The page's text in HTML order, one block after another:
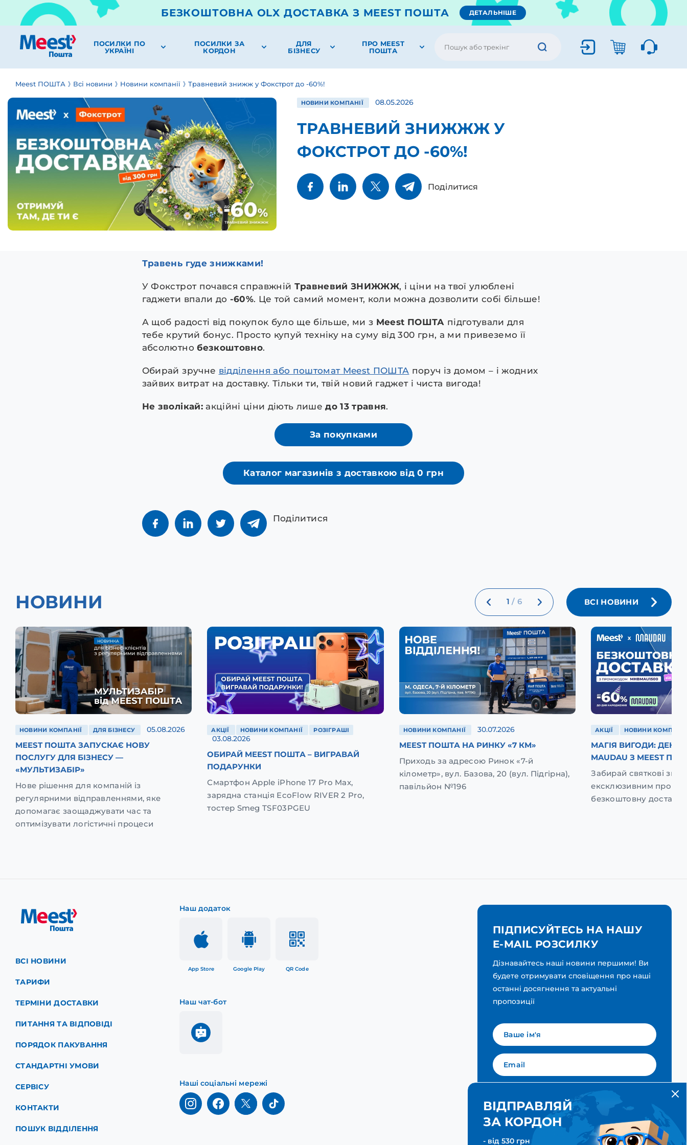
БЕЗКОШТОВНА OLX ДОСТАВКА З MEEST ПОШТА ДЕТАЛЬНІШЕ
ПОСИЛКИ ПО
УКРАЇНІ
ПОСИЛКИ ЗА
КОРДОН
ДЛЯ
БІЗНЕСУ
ПРО MEEST
ПОШТА
Meest ПОШТА Всі новини Новини компанії Травневий знижж у Фокстрот до -60%!
НОВИНИ КОМПАНІЇ 08.05.2026
ТРАВНЕВИЙ ЗНИЖЖЖ У
ФОКСТРОТ ДО -60%!
Поділитися
Травень гуде знижками!
У Фокстрот почався справжній Травневий ЗНИЖЖЖ, і ціни на твої улюблені
гаджети впали до -60%. Це той самий момент, коли можна дозволити собі більше!
А щоб радості від покупок було ще більше, ми з Meest ПОШТА підготували для
тебе крутий бонус. Просто купуй техніку на суму від 300 грн, а ми привеземо її
абсолютнобезкоштовно.
Обирай зручне відділення або поштомат Meest ПОШТА поруч із домом – і жодних
зайвих витрат на доставку. Тільки ти, твій новий гаджет і чиста вигода!
Не зволікай:акційні ціни діють лишедо 13 травня.
За покупками
Каталог магазинів з доставкою від 0 грн
Поділитися
НОВИНИ 1 / 6 ВСІ НОВИНИ
НОВИНИ КОМПАНІЇ ДЛЯ БІЗНЕСУ 05.08.2026
MEEST ПОШТА ЗАПУСКАЄ НОВУ
ПОСЛУГУ ДЛЯ БІЗНЕСУ —
«МУЛЬТИЗАБІР»
Нове рішення для компаній із
регулярними відправленнями, яке
допомагає заощаджувати час та
оптимізувати логістичні процеси
АКЦІЇ НОВИНИ КОМПАНІЇ РОЗІГРАШІ
03.08.2026
ОБИРАЙ MEEST ПОШТА – ВИГРАВАЙ
ПОДАРУНКИ
Смартфон Apple iPhone 17 Pro Max,
зарядна станція EcoFlow RIVER 2 Pro,
тостер Smeg TSF03PGEU
НОВИНИ КОМПАНІЇ 30.07.2026
MEEST ПОШТА НА РИНКУ «7 КМ»
Приходь за адресою Ринок «7-й
кілометр», вул. Базова, 20 (вул. Підгірна),
павільйон №196
АКЦІЇ НОВИНИ КОМПАНІЇ
МАГІЯ ВИГОДИ:
MAUDAU З MEEST
Забирай святкові
ексклюзивним
безкоштовну доставку
ВСІ НОВИНИ
ТАРИФИ
ТЕРМІНИ ДОСТАВКИ
ПИТАННЯ ТА ВІДПОВІДІ
ПОРЯДОК ПАКУВАННЯ
СТАНДАРТНІ УМОВИ
СЕРВІСУ
КОНТАКТИ
ПОШУК ВІДДІЛЕННЯ
Наш додаток
App Store Google Play QR Code
Наш чат-бот
Наші соціальні мережі
ПІДПИСУЙТЕСЬ НА НАШУ
E-MAIL РОЗСИЛКУ
Дізнавайтесь наші новини першими! Ви
будете отримувати сповіщення про наші
останні досягнення та актуальні
пропозиції
Мова для вашої розсилки Українська
ПІДПИСАТИСЯ
ВІДПРАВЛЯЙ
ЗА КОРДОН
- від 530 грн